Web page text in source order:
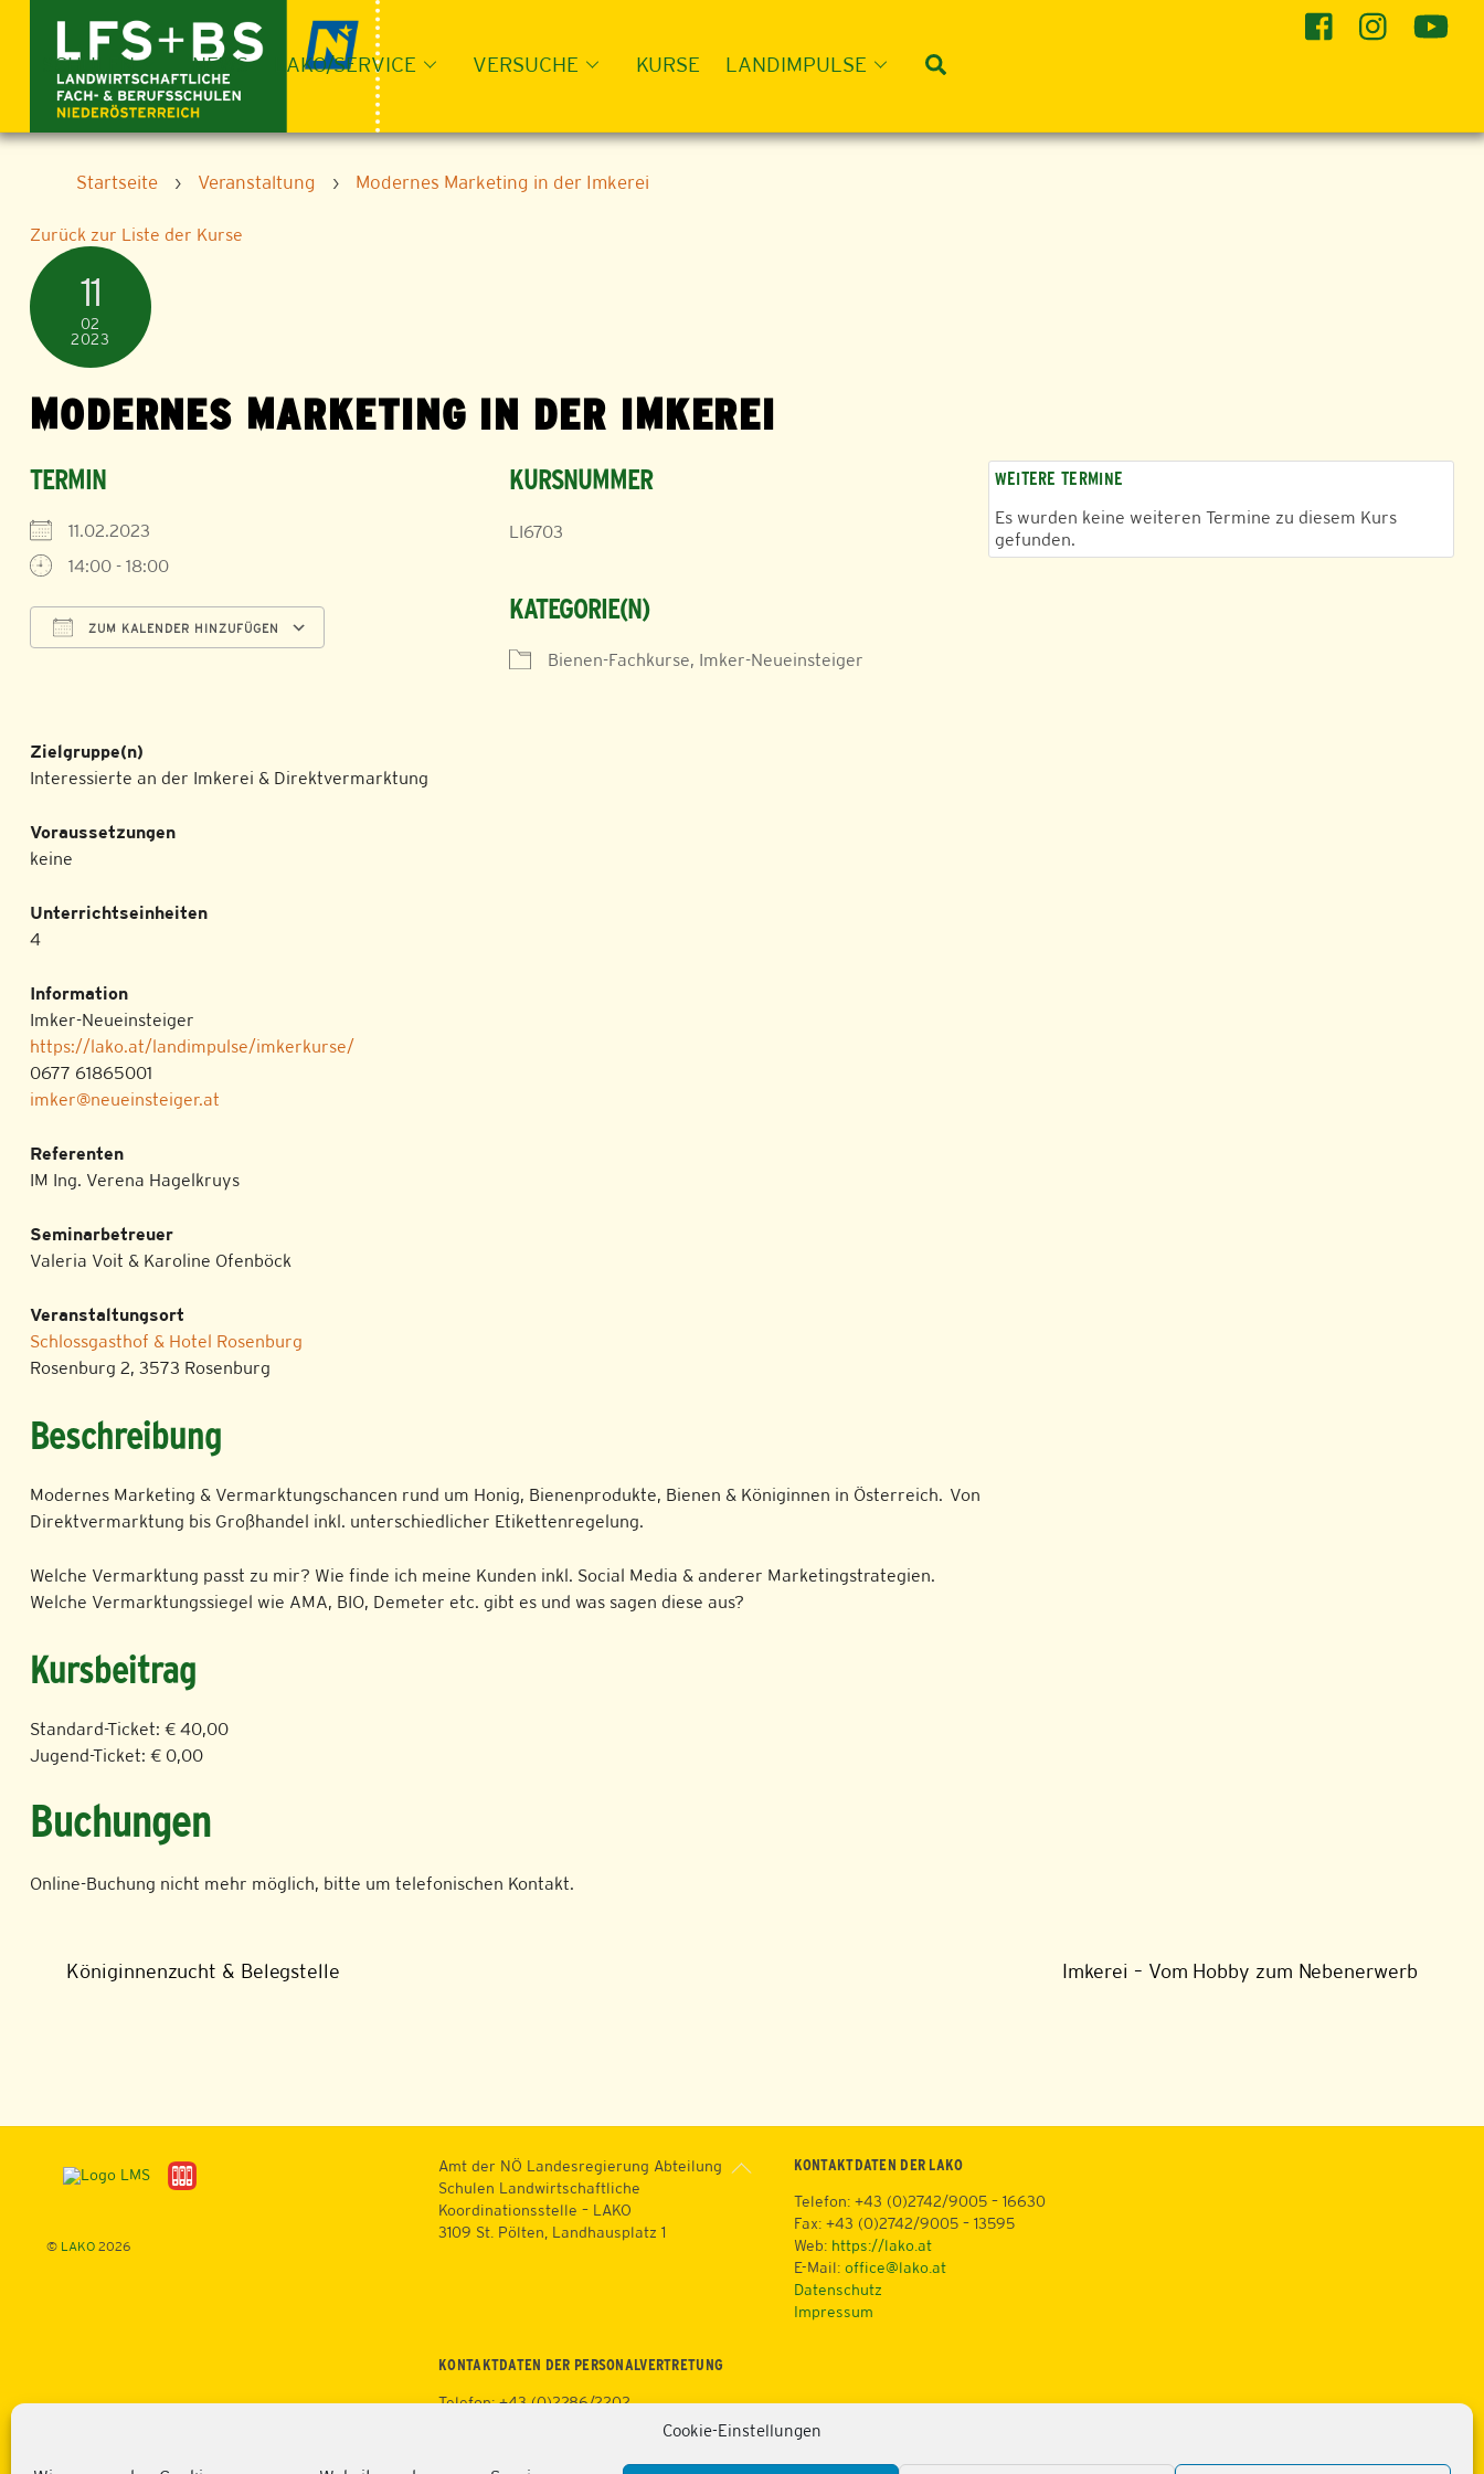
Cookie-Einstellungen
contentSCHULEN NEWS LAKO/SERVICE VERSUCHE KURSE LANDIMPULSE
Startseite › Veranstaltung › Modernes Marketing in der Imkerei
Zurück zur Liste der Kurse
11
02
2023
MODERNES MARKETING IN DER IMKEREI
TERMIN
11.02.2023
14:00 - 18:00
ZUM KALENDER HINZUFÜGEN
iCalendar
KURSNUMMER
LI6703
KATEGORIE(N)
Bienen-Fachkurse, Imker-Neueinsteiger
Zielgruppe(n)
Interessierte an der Imkerei & Direktvermarktung
Voraussetzungen
keine
Unterrichtseinheiten
4
Information
Imker-Neueinsteiger
https://lako.at/landimpulse/imkerkurse/
0677 61865001
imker@neueinsteiger.at
Referenten
IM Ing. Verena Hagelkruys
Seminarbetreuer
Valeria Voit & Karoline Ofenböck
Veranstaltungsort
Schlossgasthof & Hotel Rosenburg
Rosenburg 2, 3573 Rosenburg
Beschreibung
Modernes Marketing & Vermarktungschancen rund um Honig, Bienenprodukte, Bienen & Königinnen in Österreich. Von
Direktvermarktung bis Großhandel inkl. unterschiedlicher Etikettenregelung.
Welche Vermarktung passt zu mir? Wie finde ich meine Kunden inkl. Social Media & anderer Marketingstrategien.
Welche Vermarktungssiegel wie AMA, BIO, Demeter etc. gibt es und was sagen diese aus?
Kursbeitrag
Standard-Ticket: € 40,00
Jugend-Ticket: € 0,00
Buchungen
Online-Buchung nicht mehr möglich, bitte um telefonischen Kontakt.
WEITERE TERMINE
Es wurden keine weiteren Termine zu diesem Kurs
gefunden.
Königinnenzucht & Belegstelle Imkerei – Vom Hobby zum Nebenerwerb
Back
© LAKO 2026
Amt der NÖ Landesregierung Abteilung
Schulen Landwirtschaftliche
Koordinationsstelle – LAKO
3109 St. Pölten, Landhausplatz 1
KONTAKTDATEN DER LAKO
Telefon: +43 (0)2742/9005 – 16630
Fax: +43 (0)2742/9005 – 13595
Web: https://lako.at
E-Mail: office@lako.at
Datenschutz
Impressum
KONTAKTDATEN DER PERSONALVERTRETUNG
Telefon: +43 (0)2286/2202
https://lako.at/lako-